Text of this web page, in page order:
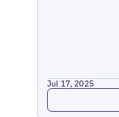
Jul 17, 2025
Read more